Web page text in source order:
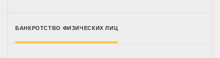
БАНКРОТСТВО ФИЗИЧЕСКИХ ЛИЦ